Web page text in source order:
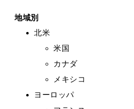
地域別
北米
米国
カナダ
メキシコ
ヨーロッパ